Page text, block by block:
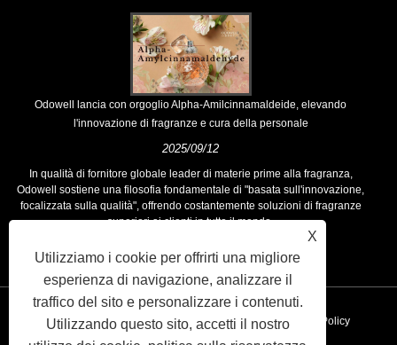
Odowell lancia con orgoglio Alpha-Amilcinnamaldeide, elevando
l'innovazione di fragranze e cura della personale
2025/09/12
In qualità di fornitore globale leader di materie prime alla fragranza,
Odowell sostiene una filosofia fondamentale di "basata sull'innovazione,
focalizzata sulla qualità", offrendo costantemente soluzioni di fragranze
superiori ai clienti in tutto il mondo.
Collegamenti Sitemap RSS XML Privacy Policy
X
Utilizziamo i cookie per offrirti una migliore
esperienza di navigazione, analizzare il
traffico del sito e personalizzare i contenuti.
Utilizzando questo sito, accetti il ​​nostro